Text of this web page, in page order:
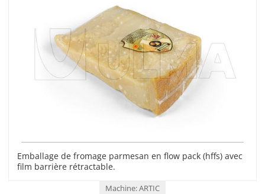
Emballage de fromage parmesan en flow pack (hffs) avec
film barrière rétractable.
Machine: ARTIC